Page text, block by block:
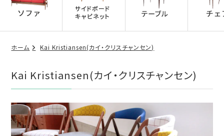
ホーム Kai Kristiansen(カイ・クリスチャンセン)
Kai Kristiansen(カイ・クリスチャンセン)